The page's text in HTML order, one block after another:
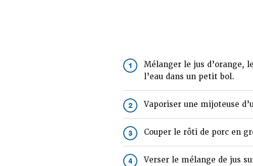
1
Mélanger le jus d’orange,
l’eau dans un petit bol.
2 Vaporiser une mijoteuse
3 Couper le rôti de porc en
4 Verser le mélange de jus